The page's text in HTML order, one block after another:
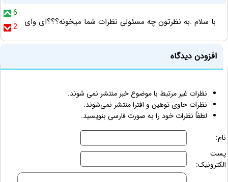
6
2
با سلام .به نظرتون چه مسئولی نظرات شما میخونه؟؟؟ای وای
افزودن دیدگاه
نظرات غیر مرتبط با موضوع خبر منتشر نمی شوند.
نظرات حاوی توهین و افترا منتشر نمی‌شوند.
لطفاً نظرات خود را به صورت فارسی بنویسید.
نام:
پست
الکترونیک: